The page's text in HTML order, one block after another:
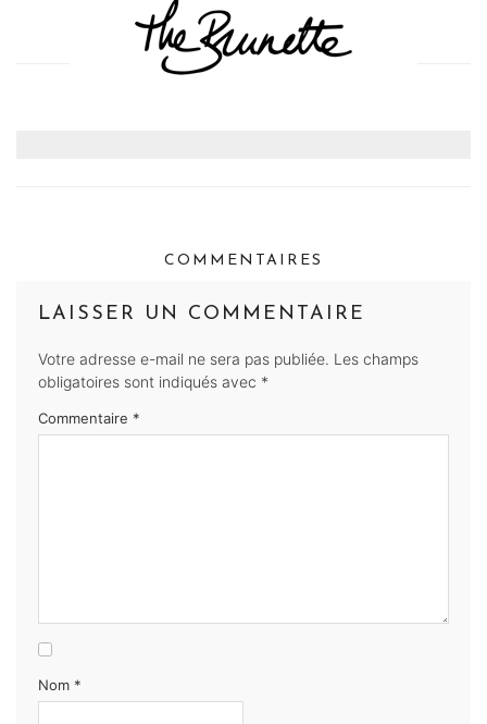
COMMENTAIRES
LAISSER UN COMMENTAIRE
Votre adresse e-mail ne sera pas publiée. Les champs
obligatoires sont indiqués avec *
Commentaire *
Nom *